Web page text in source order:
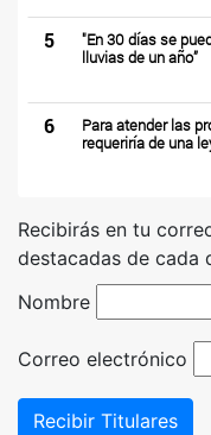
5
"En 30 días se
lluvias de un año”
6
Para atender las
requeriría de una
Recibirás en tu
destacadas de cada
Nombre
Correo electrónico
Recibir Titulares